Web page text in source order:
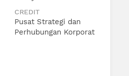
CREDIT
Pusat Strategi dan
Perhubungan Korporat